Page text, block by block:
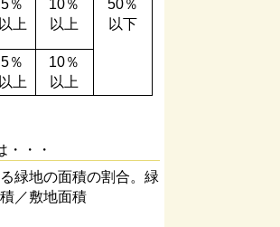
50％
以下
5％
以上
10％
以上
5％
以上
10％
以上
・・・
緑地の面積の割合。緑
／敷地面積